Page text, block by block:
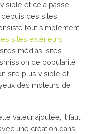
et cela passe
depuis des sites
tout simplement
sites extérieurs
médias, sites
de popularité
site plus visible et
des moteurs de
valeur ajoutée, il faut
une création dans